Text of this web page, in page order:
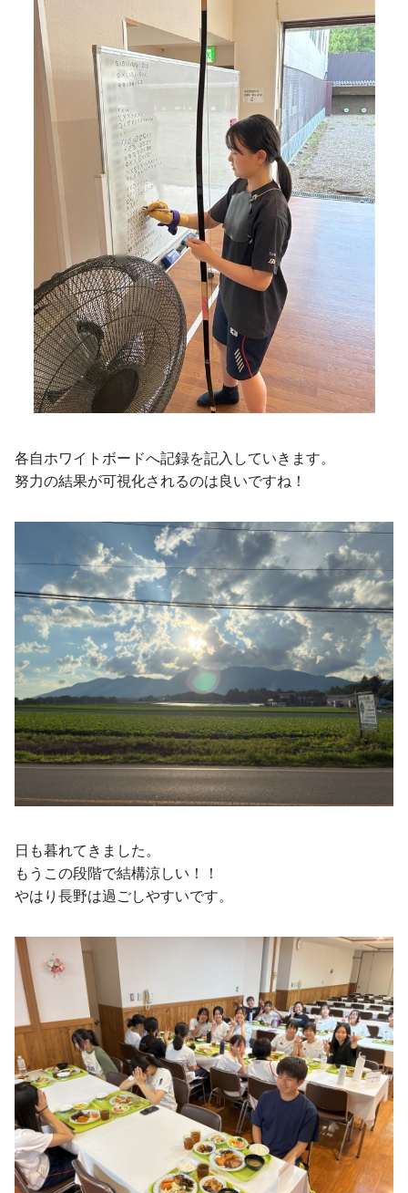
各自ホワイトボードへ記録を記入していきます。
努力の結果が可視化されるのは良いですね！
日も暮れてきました。
もうこの段階で結構涼しい！！
やはり長野は過ごしやすいです。